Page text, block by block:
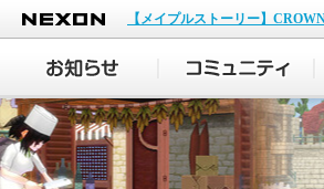
NEXON
【メイプルストーリー】